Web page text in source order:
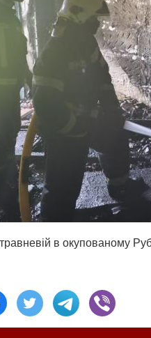
в окупованому